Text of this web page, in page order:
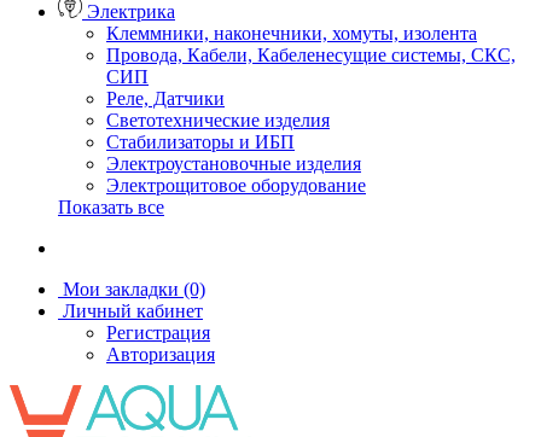
Электрика
Клеммники, наконечники, хомуты, изолента
Провода, Кабели, Кабеленесущие системы, СКС,
СИП
Реле, Датчики
Светотехнические изделия
Стабилизаторы и ИБП
Электроустановочные изделия
Электрощитовое оборудование
Показать все
Мои закладки (0)
Личный кабинет
Регистрация
Авторизация